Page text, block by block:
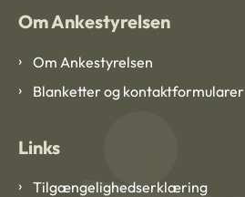
Om Ankestyrelsen
Om Ankestyrelsen
Blanketter og kontaktformularer
Links
Tilgængelighedserklæring